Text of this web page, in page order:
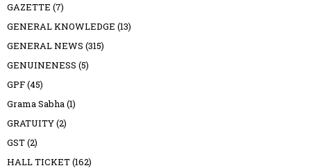
GAZETTE (7)
GENERAL KNOWLEDGE (13)
GENERAL NEWS (315)
GENUINENESS (5)
GPF(45)
Grama Sabha(1)
GRATUITY(2)
GST(2)
HALL TICKET(162)